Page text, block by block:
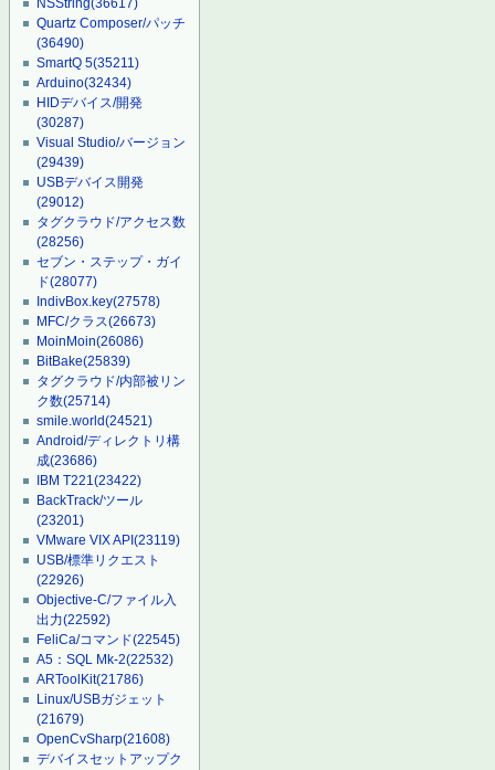
NSString(36617)
Quartz Composer/パッチ
(36490)
SmartQ 5(35211)
Arduino(32434)
HIDデバイス/開発
(30287)
Visual Studio/バージョン
(29439)
USBデバイス開発
(29012)
タグクラウド/アクセス数
(28256)
セブン・ステップ・ガイ
ド(28077)
IndivBox.key(27578)
MFC/クラス(26673)
MoinMoin(26086)
BitBake(25839)
タグクラウド/内部被リン
ク数(25714)
smile.world(24521)
Android/ディレクトリ構
成(23686)
IBM T221(23422)
BackTrack/ツール
(23201)
VMware VIX API(23119)
USB/標準リクエスト
(22926)
Objective-C/ファイル入
出力(22592)
FeliCa/コマンド(22545)
A5：SQL Mk-2(22532)
ARToolKit(21786)
Linux/USBガジェット
(21679)
OpenCvSharp(21608)
デバイスセットアップク